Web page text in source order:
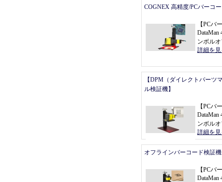
COGNEX 高精度/PCバーコ
【PCバ
DataMan
ンボル
詳細を
【DPM（ダイレクトパーツ
ル検証機】
【PCバ
DataMan
ンボル
詳細を
オフラインバーコード検証機
【PCバ
DataMan